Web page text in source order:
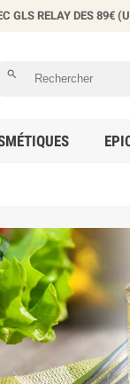
GLS RELAY DES 89€
search